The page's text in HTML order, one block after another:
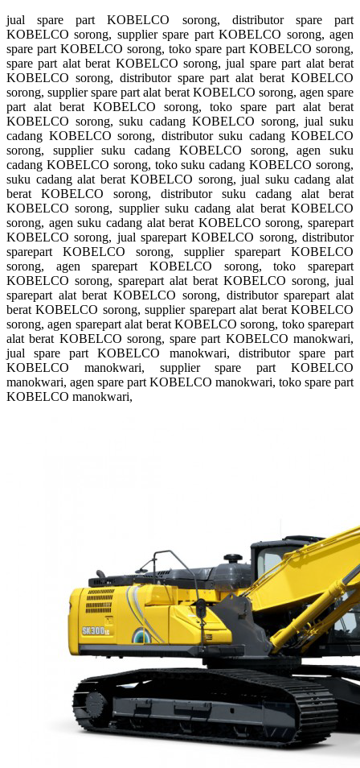
jual spare part KOBELCO sorong, distributor spare part
KOBELCO sorong, supplier spare part KOBELCO sorong, agen
spare part KOBELCO sorong, toko spare part KOBELCO sorong,
spare part alat berat KOBELCO sorong, jual spare part alat berat
KOBELCO sorong, distributor spare part alat berat KOBELCO
sorong, supplier spare part alat berat KOBELCO sorong, agen spare
part alat berat KOBELCO sorong, toko spare part alat berat
KOBELCO sorong, suku cadang KOBELCO sorong, jual suku
cadang KOBELCO sorong, distributor suku cadang KOBELCO
sorong, supplier suku cadang KOBELCO sorong, agen suku
cadang KOBELCO sorong, toko suku cadang KOBELCO sorong,
suku cadang alat berat KOBELCO sorong, jual suku cadang alat
berat KOBELCO sorong, distributor suku cadang alat berat
KOBELCO sorong, supplier suku cadang alat berat KOBELCO
sorong, agen suku cadang alat berat KOBELCO sorong, sparepart
KOBELCO sorong, jual sparepart KOBELCO sorong, distributor
sparepart KOBELCO sorong, supplier sparepart KOBELCO
sorong, agen sparepart KOBELCO sorong, toko sparepart
KOBELCO sorong, sparepart alat berat KOBELCO sorong, jual
sparepart alat berat KOBELCO sorong, distributor sparepart alat
berat KOBELCO sorong, supplier sparepart alat berat KOBELCO
sorong, agen sparepart alat berat KOBELCO sorong, toko sparepart
alat berat KOBELCO sorong, spare part KOBELCO manokwari,
jual spare part KOBELCO manokwari, distributor spare part
KOBELCO manokwari, supplier spare part KOBELCO
manokwari, agen spare part KOBELCO manokwari, toko spare part
KOBELCO manokwari,